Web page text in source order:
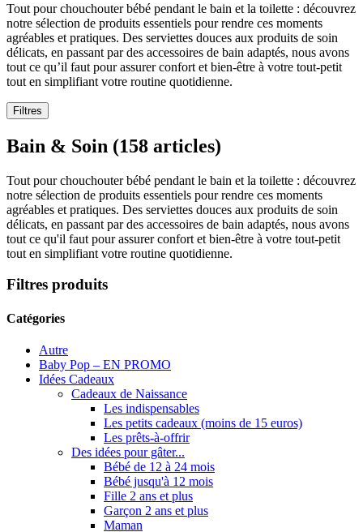
Tout pour chouchouter bébé pendant le bain et la toilette : découvrez
notre sélection de produits essentiels pour rendre ces moments
agréables et pratiques. Des serviettes douces aux produits de soin
délicats, en passant par des accessoires de bain adaptés, nous avons
tout ce qu’il faut pour assurer confort et bien-être à votre tout-petit
tout en simplifiant votre routine quotidienne.
Filtres
Bain & Soin (158 articles)
Tout pour chouchouter bébé pendant le bain et la toilette : découvrez
notre sélection de produits essentiels pour rendre ces moments
agréables et pratiques. Des serviettes douces aux produits de soin
délicats, en passant par des accessoires de bain adaptés, nous avons
tout ce qu'il faut pour assurer confort et bien-être à votre tout-petit
tout en simplifiant votre routine quotidienne.
Filtres produits
Catégories
Autre
Baby Pop – EN PROMO
Idées Cadeaux
Cadeaux de Naissance
Les indispensables
Les petits cadeaux (moins de 15 euros)
Les prêts-à-offrir
Des idées pour gâter...
Bébé de 12 à 24 mois
Bébé jusqu'à 12 mois
Fille 2 ans et plus
Garçon 2 ans et plus
Maman